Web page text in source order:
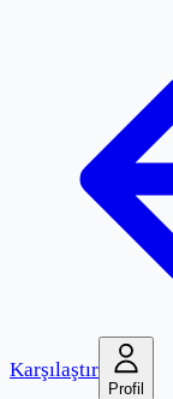
Karşılaştır
Profil